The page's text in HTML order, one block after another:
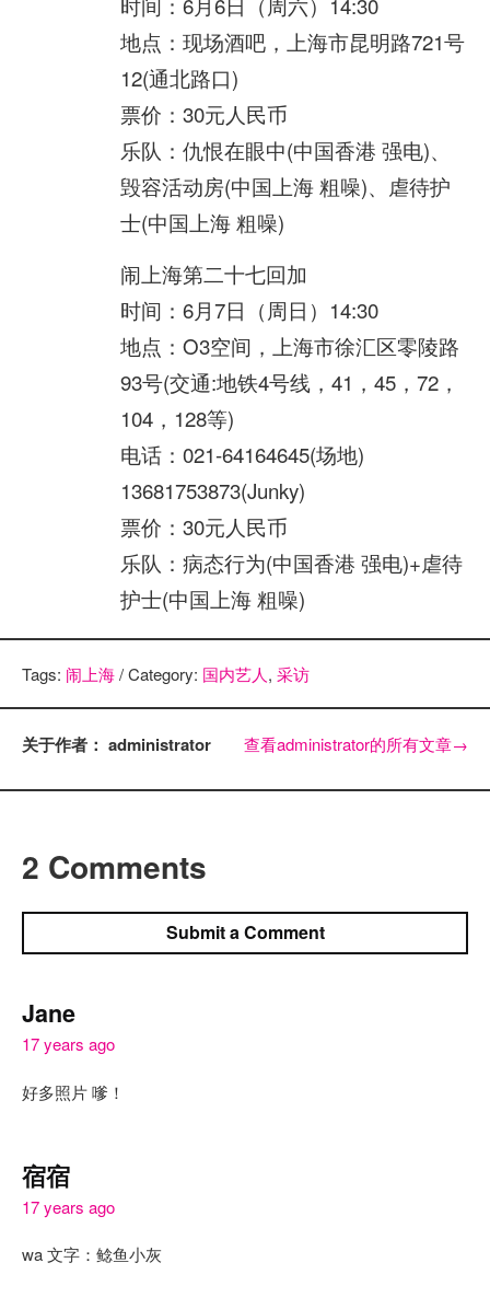
地点：现场酒吧，上海市昆明路721号
12(通北路口)
票价：30元人民币
乐队：仇恨在眼中(中国香港 强电)、
毁容活动房(中国上海 粗噪)、虐待护
士(中国上海 粗噪)
闹上海第二十七回加
时间：6月7日（周日）14:30
地点：O3空间，上海市徐汇区零陵路
93号(交通:地铁4号线，41，45，72，
104，128等)
电话：021-64164645(场地)
13681753873(Junky)
票价：30元人民币
乐队：病态行为(中国香港 强电)+虐待
护士(中国上海 粗噪)
Tags: 闹上海/ Category: 国内艺人, 采访
关于作者： administrator 查看administrator的所有文章→
2 Comments
Submit a Comment
Jane
17 years ago
好多照片 嗲！
宿宿
17 years ago
wa 文字：鲶鱼小灰